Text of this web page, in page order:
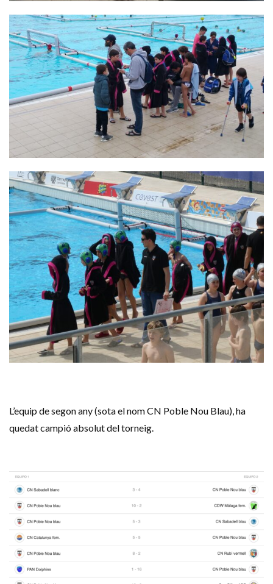
L’equip de segon any (sota el nom CN Poble Nou Blau), ha
quedat campió absolut del torneig.